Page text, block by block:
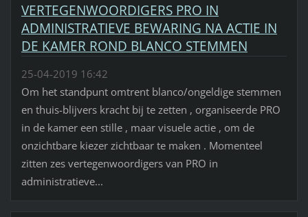
VERTEGENWOORDIGERS PRO IN
ADMINISTRATIEVE BEWARING NA ACTIE IN
DE KAMER ROND BLANCO STEMMEN
25-04-2019 16:42
Om het standpunt omtrent blanco/ongeldige stemmen
en thuis-blijvers kracht bij te zetten , organiseerde PRO
in de kamer een stille , maar visuele actie , om de
onzichtbare kiezer zichtbaar te maken . Momenteel
zitten zes vertegenwoordigers van PRO in
administratieve...